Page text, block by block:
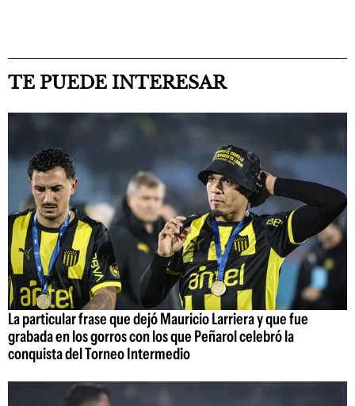
TE PUEDE INTERESAR
La particular frase que dejó Mauricio Larriera y que fue
grabada en los gorros con los que Peñarol celebró la
conquista del Torneo Intermedio